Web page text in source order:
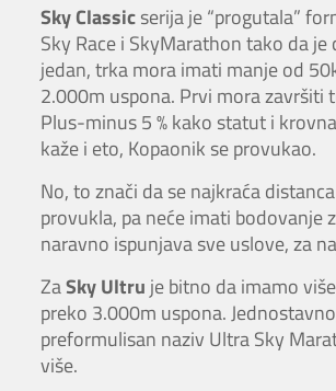
Sky Classicserija je “progutala”
Sky Race i SkyMarathon tako da je
jedan, trka mora imati manje od
2.000m uspona. Prvi mora završiti
Plus-minus 5 % kako statut i
kaže i eto, Kopaonik se provukao.
No, to znači da se najkraća
provukla, pa neće imati bodovanje
naravno ispunjava sve uslove, za
ZaSky Ultru je bitno da imamo
preko 3.000m uspona.
preformulisan naziv Ultra Sky
više.